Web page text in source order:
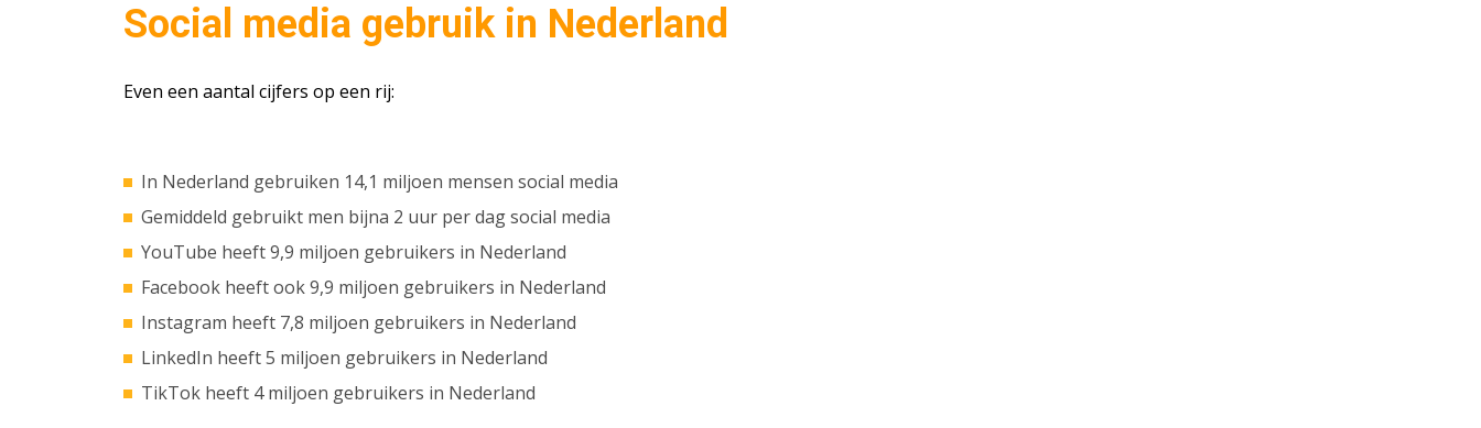
Social media gebruik in Nederland
Even een aantal cijfers op een rij:
In Nederland gebruiken 14,1 miljoen mensen social media
Gemiddeld gebruikt men bijna 2 uur per dag social media
YouTube heeft 9,9 miljoen gebruikers in Nederland
Facebook heeft ook 9,9 miljoen gebruikers in Nederland
Instagram heeft 7,8 miljoen gebruikers in Nederland
LinkedIn heeft 5 miljoen gebruikers in Nederland
TikTok heeft 4 miljoen gebruikers in Nederland